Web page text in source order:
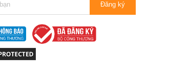
Đăng ký